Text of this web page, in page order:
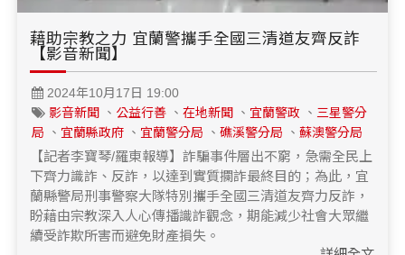
藉助宗教之力 宜蘭警攜手全國三清道友齊反詐
【影音新聞】
2024年10月17日 19:00
影音新聞
、 公益行善 、 在地新聞 、 宜蘭警政 、 三星警分
局 、 宜蘭縣政府 、 宜蘭警分局 、 礁溪警分局 、 蘇澳警分局
【記者李寶琴/羅東報導】詐騙事件層出不窮，急需全民上
下齊力識詐、反詐，以達到實質攔詐最終目的；為此，宜
蘭縣警局刑事警察大隊特別攜手全國三清道友齊力反詐，
盼藉由宗教深入人心傳播識詐觀念，期能減少社會大眾繼
續受詐欺所害而避免財產損失。